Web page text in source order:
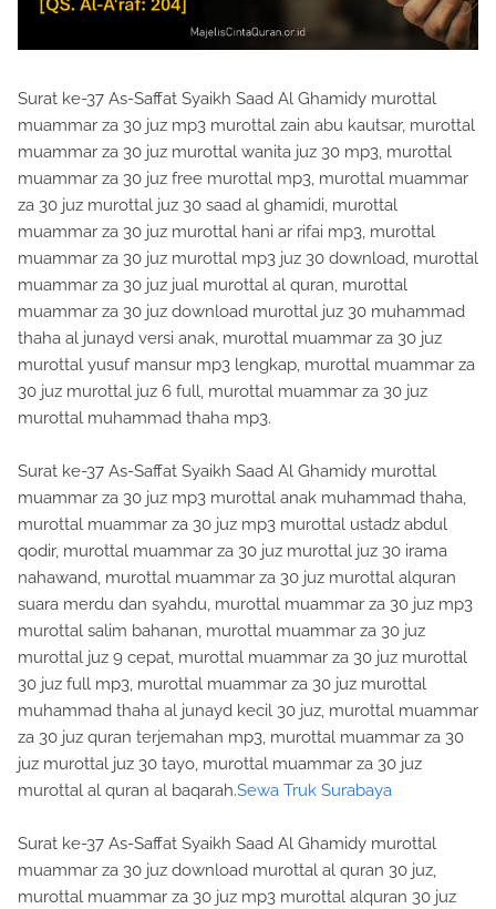
Surat ke-37 As-Saffat Syaikh Saad Al Ghamidy murottal
muammar za 30 juz mp3 murottal zain abu kautsar, murottal
muammar za 30 juz murottal wanita juz 30 mp3, murottal
muammar za 30 juz free murottal mp3, murottal muammar
za 30 juz murottal juz 30 saad al ghamidi, murottal
muammar za 30 juz murottal hani ar rifai mp3, murottal
muammar za 30 juz murottal mp3 juz 30 download, murottal
muammar za 30 juz jual murottal al quran, murottal
muammar za 30 juz download murottal juz 30 muhammad
thaha al junayd versi anak, murottal muammar za 30 juz
murottal yusuf mansur mp3 lengkap, murottal muammar za
30 juz murottal juz 6 full, murottal muammar za 30 juz
murottal muhammad thaha mp3.
Surat ke-37 As-Saffat Syaikh Saad Al Ghamidy murottal
muammar za 30 juz mp3 murottal anak muhammad thaha,
murottal muammar za 30 juz mp3 murottal ustadz abdul
qodir, murottal muammar za 30 juz murottal juz 30 irama
nahawand, murottal muammar za 30 juz murottal alquran
suara merdu dan syahdu, murottal muammar za 30 juz mp3
murottal salim bahanan, murottal muammar za 30 juz
murottal juz 9 cepat, murottal muammar za 30 juz murottal
30 juz full mp3, murottal muammar za 30 juz murottal
muhammad thaha al junayd kecil 30 juz, murottal muammar
za 30 juz quran terjemahan mp3, murottal muammar za 30
juz murottal juz 30 tayo, murottal muammar za 30 juz
murottal al quran al baqarah.Sewa Truk Surabaya
Surat ke-37 As-Saffat Syaikh Saad Al Ghamidy murottal
muammar za 30 juz download murottal al quran 30 juz,
murottal muammar za 30 juz mp3 murottal alquran 30 juz